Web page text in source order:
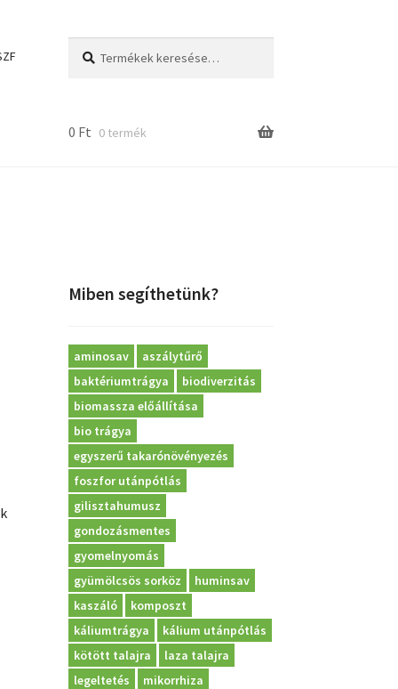
0 Ft 0 termék
Miben segíthetünk?
aminosav
aszálytűrő
baktériumtrágya
biodiverzitás
biomassza előállítása
bio trágya
egyszerű takarónövényezés
foszfor utánpótlás
gilisztahumusz
gondozásmentes
gyomelnyomás
gyümölcsös sorköz
huminsav
kaszáló
komposzt
káliumtrágya
kálium utánpótlás
kötött talajra
laza talajra
legeltetés
mikorrhiza